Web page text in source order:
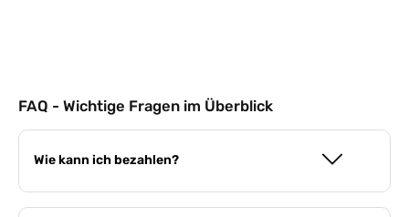
FAQ - Wichtige Fragen im Überblick
Wie kann ich bezahlen?